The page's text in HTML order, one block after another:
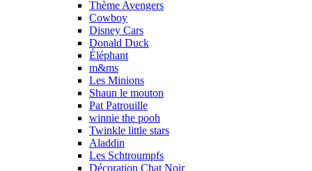
Thème Avengers
Cowboy
Disney Cars
Donald Duck
Éléphant
m&ms
Les Minions
Shaun le mouton
Pat Patrouille
winnie the pooh
Twinkle little stars
Aladdin
Les Schtroumpfs
Décoration Chat Noir